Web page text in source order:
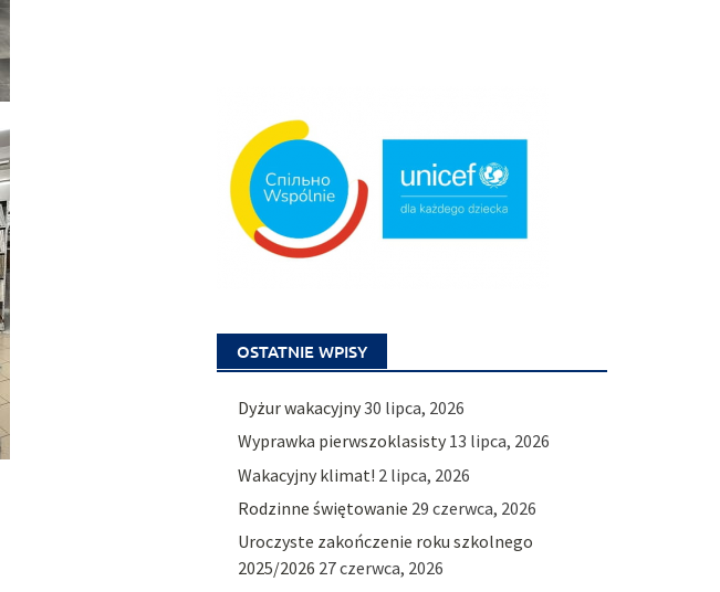
OSTATNIE WPISY
Dyżur wakacyjny30 lipca, 2026
Wyprawka pierwszoklasisty 13 lipca, 2026
Wakacyjny klimat! 2 lipca, 2026
Rodzinne świętowanie 29 czerwca, 2026
Uroczyste zakończenie roku szkolnego
2025/2026 27 czerwca, 2026